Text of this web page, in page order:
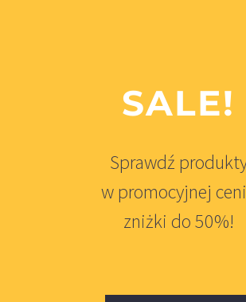
SALE!
Sprawdź
w promocyjnej
zniżki do 50%!